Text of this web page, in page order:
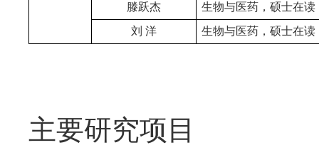
滕跃杰
生物与医药，硕士在读
刘 洋 生物与医药，硕士在读
主要研究项目